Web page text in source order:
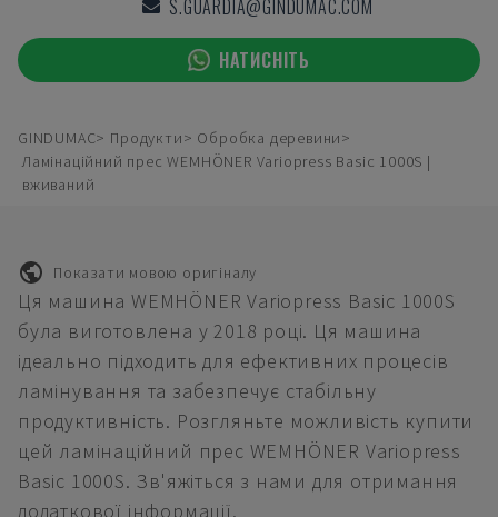
S.GUARDIA@GINDUMAC.COM
НАТИСНІТЬ
GINDUMAC Продукти
Обробка деревини
Ламінаційний прес WEMHÖNER Variopress Basic 1000S |
вживаний
Показати мовою оригіналу
Ця машина WEMHÖNER Variopress Basic 1000S
була виготовлена у 2018 році. Ця машина
ідеально підходить для ефективних процесів
ламінування та забезпечує стабільну
продуктивність. Розгляньте можливість купити
цей ламінаційний прес WEMHÖNER Variopress
Basic 1000S. Зв'яжіться з нами для отримання
додаткової інформації.